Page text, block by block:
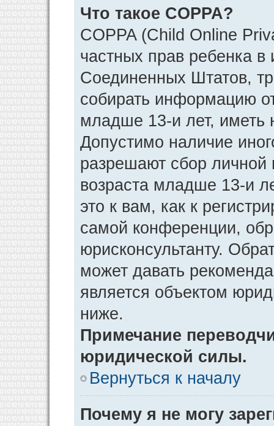
Что такое COPPA?
COPPA (Child Online
частных прав ребенка в
Соединенных Штатов,
собирать информацию
младше 13-и лет, иметь
Допустимо наличие
разрешают сбор
возраста младше 13-и
это к вам, как к
самой конференции,
юрисконсультанту.
может давать
является объектом
ниже.
Примечание
юридической силы.
Вернуться к началу
Почему я не могу